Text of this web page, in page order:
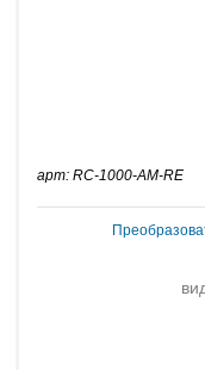
арт: RC-1000-AM-RE